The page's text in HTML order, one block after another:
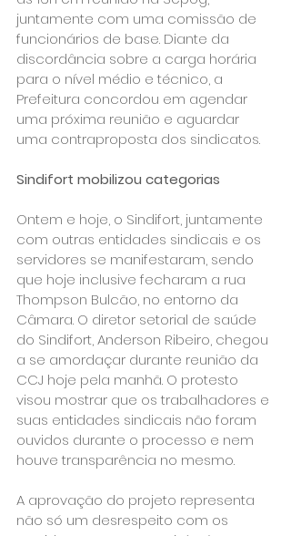
juntamente com uma comissão de
funcionários de base. Diante da
discordância sobre a carga horária
para o nível médio e técnico, a
Prefeitura concordou em agendar
uma próxima reunião e aguardar
uma contraproposta dos sindicatos.
Sindifort mobilizou categorias
Ontem e hoje, o Sindifort, juntamente
com outras entidades sindicais e os
servidores se manifestaram, sendo
que hoje inclusive fecharam a rua
Thompson Bulcão, no entorno da
Câmara. O diretor setorial de saúde
do Sindifort, Anderson Ribeiro, chegou
a se amordaçar durante reunião da
CCJ hoje pela manhã. O protesto
visou mostrar que os trabalhadores e
suas entidades sindicais não foram
ouvidos durante o processo e nem
houve transparência no mesmo.
A aprovação do projeto representa
não só um desrespeito com os